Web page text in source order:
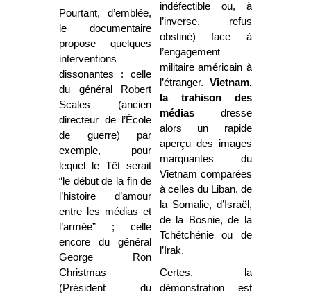
Pourtant, d’emblée,
le documentaire
propose quelques
interventions
dissonantes : celle
du général Robert
Scales (ancien
directeur de l’École
de guerre) par
exemple, pour
lequel le Têt serait
“le début de la fin de
l’histoire d’amour
entre les médias et
l’armée” ; celle
encore du général
George Ron
Christmas
(Président du
indéfectible ou, à
l’inverse, refus
obstiné) face à
l’engagement
militaire américain à
l’étranger. Vietnam,
la trahison des
médiasdresse
alors un rapide
aperçu des images
marquantes du
Vietnam comparées
à celles du Liban, de
la Somalie, d’Israël,
de la Bosnie, de la
Tchétchénie ou de
l’Irak.
Certes, la
démonstration est